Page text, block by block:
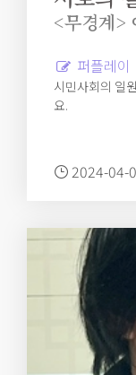
<무경계>
퍼플레이
시민사회의 일
요.
2024-04-